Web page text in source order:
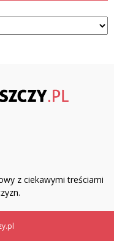
z ciekawymi treściami